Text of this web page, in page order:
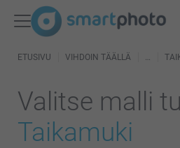
ETUSIVU VIHDOIN TÄÄLLÄ
Valitse malli
Taikamuki